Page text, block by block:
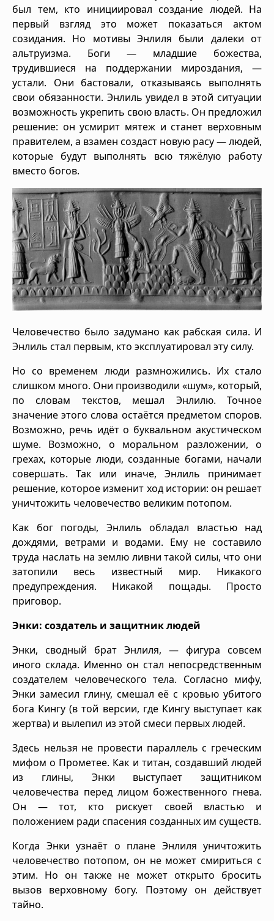
был тем, кто инициировал создание людей. На
первый взгляд это может показаться актом
созидания. Но мотивы Энлиля были далеки от
альтруизма. Боги — младшие божества,
трудившиеся на поддержании мироздания, —
устали. Они бастовали, отказываясь выполнять
свои обязанности. Энлиль увидел в этой ситуации
возможность укрепить свою власть. Он предложил
решение: он усмирит мятеж и станет верховным
правителем, а взамен создаст новую расу — людей,
которые будут выполнять всю тяжёлую работу
вместо богов.
Человечество было задумано как рабская сила. И
Энлиль стал первым, кто эксплуатировал эту силу.
Но со временем люди размножились. Их стало
слишком много. Они производили «шум», который,
по словам текстов, мешал Энлилю. Точное
значение этого слова остаётся предметом споров.
Возможно, речь идёт о буквальном акустическом
шуме. Возможно, о моральном разложении, о
грехах, которые люди, созданные богами, начали
совершать. Так или иначе, Энлиль принимает
решение, которое изменит ход истории: он решает
уничтожить человечество великим потопом.
Как бог погоды, Энлиль обладал властью над
дождями, ветрами и водами. Ему не составило
труда наслать на землю ливни такой силы, что они
затопили весь известный мир. Никакого
предупреждения. Никакой пощады. Просто
приговор.
Энки: создатель и защитник людей
Энки, сводный брат Энлиля, — фигура совсем
иного склада. Именно он стал непосредственным
создателем человеческого тела. Согласно мифу,
Энки замесил глину, смешал её с кровью убитого
бога Кингу (в той версии, где Кингу выступает как
жертва) и вылепил из этой смеси первых людей.
Здесь нельзя не провести параллель с греческим
мифом о Прометее. Как и титан, создавший людей
из глины, Энки выступает защитником
человечества перед лицом божественного гнева.
Он — тот, кто рискует своей властью и
положением ради спасения созданных им существ.
Когда Энки узнаёт о плане Энлиля уничтожить
человечество потопом, он не может смириться с
этим. Но он также не может открыто бросить
вызов верховному богу. Поэтому он действует
тайно.